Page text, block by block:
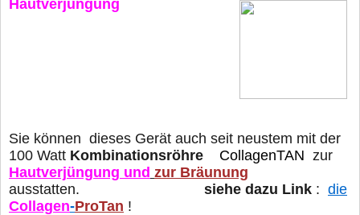
Hautverjüngung
Sie können dieses Gerät auch seit neustem mit der
100 Watt Kombinationsröhre CollagenTAN zur
Hautverjüngung und zur Bräunung
ausstatten. siehe dazu Link : die
Collagen-ProTan !